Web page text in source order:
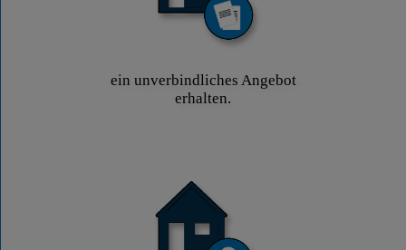
ein unverbindliches Angebot
erhalten.